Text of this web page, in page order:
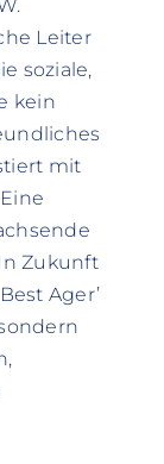
Leiter
soziale,
kein
mit
Zukunft
Ager’